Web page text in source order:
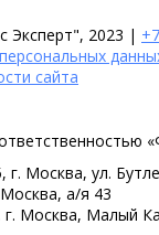
Эксперт", 2023 |
сайта
г. Москва, ул.
а/я 43
Москва, Малый